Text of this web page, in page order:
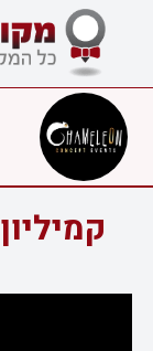
קמיליון Chameleon - רעננה